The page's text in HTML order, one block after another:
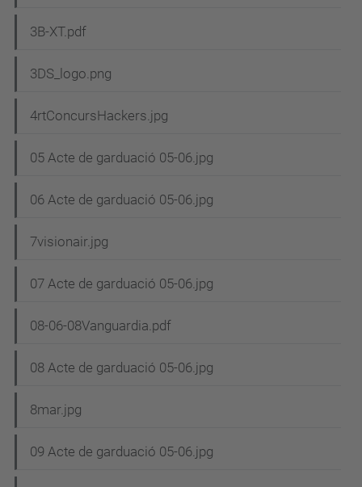
3B-XT.pdf
3DS_logo.png
4rtConcursHackers.jpg
05 Acte de garduació 05-06.jpg
06 Acte de garduació 05-06.jpg
7visionair.jpg
07 Acte de garduació 05-06.jpg
08-06-08Vanguardia.pdf
08 Acte de garduació 05-06.jpg
8mar.jpg
09 Acte de garduació 05-06.jpg